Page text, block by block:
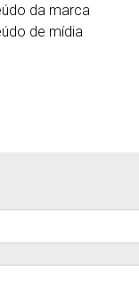
da marca
de mídia